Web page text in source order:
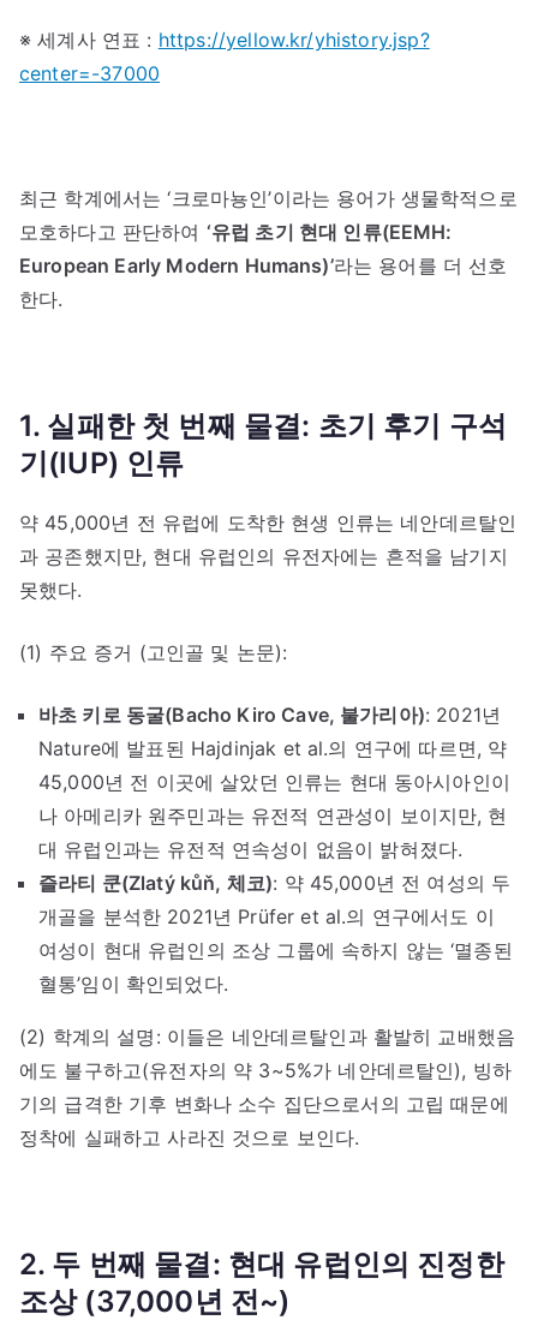
※ 세계사 연표 : https://yellow.kr/yhistory.jsp?
center=-37000
최근 학계에서는 ‘크로마뇽인’이라는 용어가 생물학적으로
모호하다고 판단하여 ‘유럽 초기 현대 인류(EEMH:
European Early Modern Humans)’라는 용어를 더 선호
한다.
1. 실패한 첫 번째 물결: 초기 후기 구석
기(IUP) 인류
약 45,000년 전 유럽에 도착한 현생 인류는 네안데르탈인
과 공존했지만, 현대 유럽인의 유전자에는 흔적을 남기지
못했다.
(1) 주요 증거 (고인골 및 논문):
바초 키로 동굴(Bacho Kiro Cave, 불가리아): 2021년
Nature에 발표된 Hajdinjak et al.의 연구에 따르면, 약
45,000년 전 이곳에 살았던 인류는 현대 동아시아인이
나 아메리카 원주민과는 유전적 연관성이 보이지만, 현
대 유럽인과는 유전적 연속성이 없음이 밝혀졌다.
즐라티 쿤(Zlatý kůň, 체코): 약 45,000년 전 여성의 두
개골을 분석한 2021년 Prüfer et al.의 연구에서도 이
여성이 현대 유럽인의 조상 그룹에 속하지 않는 ‘멸종된
혈통’임이 확인되었다.
(2) 학계의 설명: 이들은 네안데르탈인과 활발히 교배했음
에도 불구하고(유전자의 약 3~5%가 네안데르탈인), 빙하
기의 급격한 기후 변화나 소수 집단으로서의 고립 때문에
정착에 실패하고 사라진 것으로 보인다.
2. 두 번째 물결: 현대 유럽인의 진정한
조상 (37,000년 전~)